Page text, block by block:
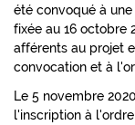
été convoqué à
fixée au 16 octobre
afférents au projet
convocation et à
Le 5 novembre
l'inscription à